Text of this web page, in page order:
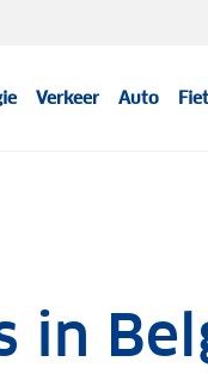
Verkeer Auto
in